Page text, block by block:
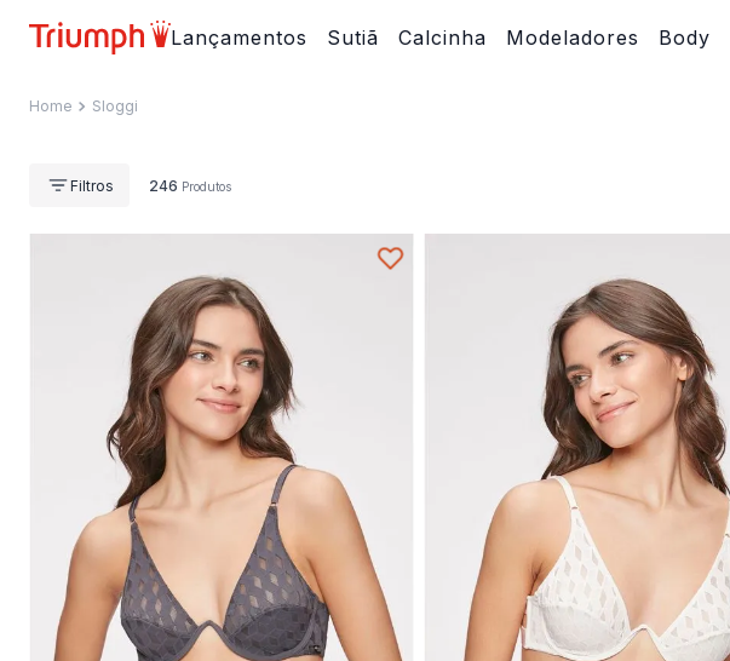
Lançamentos Sutiã Calcinha Modeladores Body
Sloggi
246 Produtos
42 44 46 42 44 46